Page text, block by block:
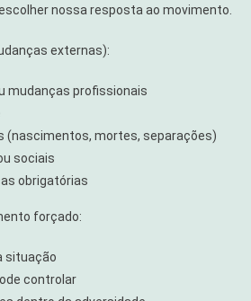
nossa resposta ao movimento.
externas):
mudanças profissionais
(nascimentos, mortes, separações)
sociais
obrigatórias
forçado:
situação
controlar